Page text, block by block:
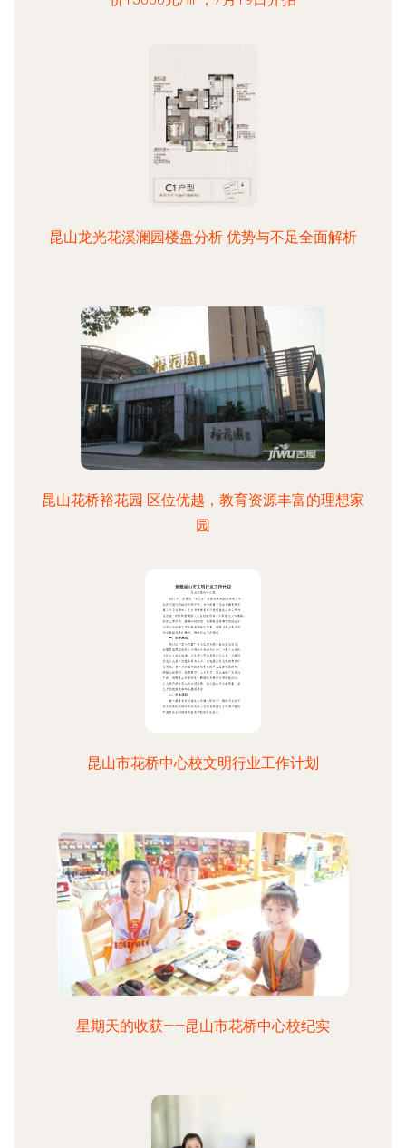
昆山龙光花溪澜园楼盘分析 优势与不足全面解析
昆山花桥裕花园 区位优越，教育资源丰富的理想家
园
昆山市花桥中心校文明行业工作计划
星期天的收获——昆山市花桥中心校纪实